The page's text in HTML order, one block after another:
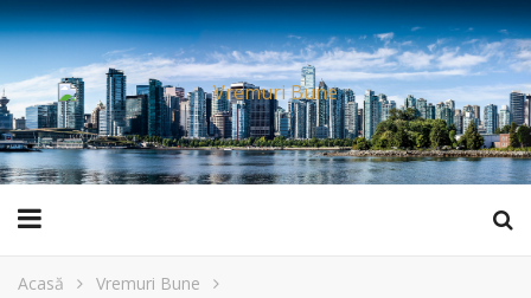
Acasă
Vremuri Bune